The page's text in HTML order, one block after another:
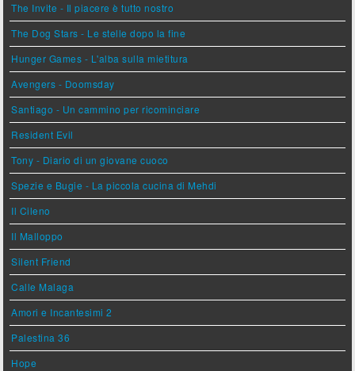
The Invite - Il piacere è tutto nostro
The Dog Stars - Le stelle dopo la fine
Hunger Games - L'alba sulla mietitura
Avengers - Doomsday
Santiago - Un cammino per ricominciare
Resident Evil
Tony - Diario di un giovane cuoco
Spezie e Bugie - La piccola cucina di Mehdi
Il Cileno
Il Malloppo
Silent Friend
Calle Malaga
Amori e Incantesimi 2
Palestina 36
Hope